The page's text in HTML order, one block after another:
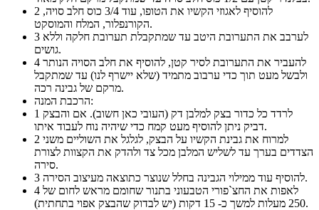
2
הקורנפלור, המלח והמוסקט.
3
גושים.
4
ולבשל מעט תוך כדי ערבוב מתמיד (שלא יישרף לנו) עד שמתקבל
מרקם של גבינה רכה.
הרכבת המנה:
1
דביק ניתן להוסיף מעט קמח כדי שיהיה נוח לעבוד איתו.
2
הצדדים בערך עד לשליש המלבן מכל צד ולהדק את הקצוות לצורת
סירה.
3
להוסיף עוד ממילוי הגבינה בחלל שנוצר כתוצאה מעיצוב הסירה.
4
250 מעלות למשך כ- 15 דקות (יש לבדוק שהבצק אפוי בתחתית).